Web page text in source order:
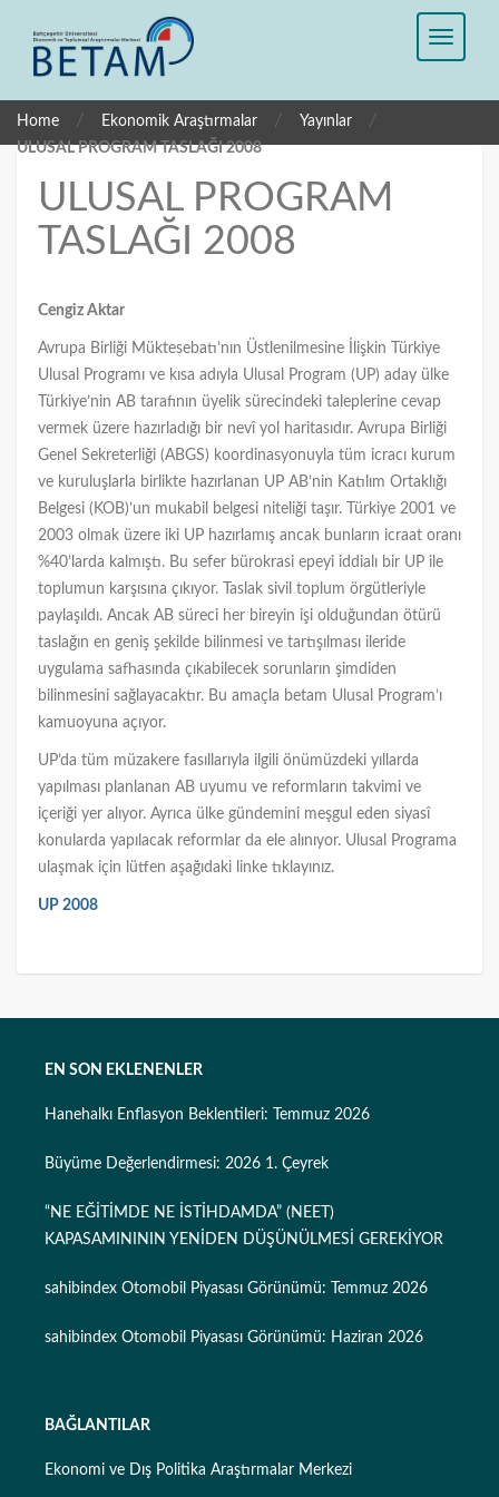
Home / Ekonomik Araştırmalar / Yayınlar /
ULUSAL PROGRAM TASLAĞI 2008
ULUSAL PROGRAM
TASLAĞI 2008
Cengiz Aktar
Avrupa Birliği Müktesebatı’nın Üstlenilmesine İlişkin Türkiye
Ulusal Programı ve kısa adıyla Ulusal Program (UP) aday ülke
Türkiye’nin AB tarafının üyelik sürecindeki taleplerine cevap
vermek üzere hazırladığı bir nevî yol haritasıdır. Avrupa Birliği
Genel Sekreterliği (ABGS) koordinasyonuyla tüm icracı kurum
ve kuruluşlarla birlikte hazırlanan UP AB’nin Katılım Ortaklığı
Belgesi (KOB)’un mukabil belgesi niteliği taşır. Türkiye 2001 ve
2003 olmak üzere iki UP hazırlamış ancak bunların icraat oranı
%40’larda kalmıştı. Bu sefer bürokrasi epeyi iddialı bir UP ile
toplumun karşısına çıkıyor. Taslak sivil toplum örgütleriyle
paylaşıldı. Ancak AB süreci her bireyin işi olduğundan ötürü
taslağın en geniş şekilde bilinmesi ve tartışılması ileride
uygulama safhasında çıkabilecek sorunların şimdiden
bilinmesini sağlayacaktır. Bu amaçla betam Ulusal Program’ı
kamuoyuna açıyor.
UP’da tüm müzakere fasıllarıyla ilgili önümüzdeki yıllarda
yapılması planlanan AB uyumu ve reformların takvimi ve
içeriği yer alıyor. Ayrıca ülke gündemini meşgul eden siyasî
konularda yapılacak reformlar da ele alınıyor. Ulusal Programa
ulaşmak için lütfen aşağıdaki linke tıklayınız.
UP 2008
EN SON EKLENENLER
Hanehalkı Enflasyon Beklentileri: Temmuz 2026
Büyüme Değerlendirmesi: 2026 1. Çeyrek
“NE EĞİTİMDE NE İSTİHDAMDA” (NEET)
KAPASAMINININ YENİDEN DÜŞÜNÜLMESİ GEREKİYOR
sahibindex Otomobil Piyasası Görünümü: Temmuz 2026
sahibindex Otomobil Piyasası Görünümü: Haziran 2026
BAĞLANTILAR
Ekonomi ve Dış Politika Araştırmalar Merkezi